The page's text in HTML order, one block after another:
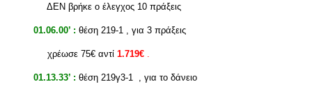
ΔΕΝ βρήκε ο έλεγχος 10 πράξεις
01.06.00’ : θέση 219-1 , για 3 πράξεις
χρέωσε 75€ αντί 1.719€ .
01.13.33’ : θέση 219γ3-1 , για το δάνειο